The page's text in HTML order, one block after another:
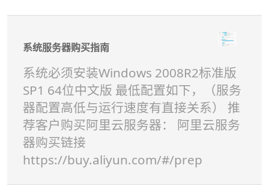
系统服务器购买指南
系统必须安装Windows 2008R2标准版
SP1 64位中文版 最低配置如下，（服务
器配置高低与运行速度有直接关系） 推
荐客户购买阿里云服务器： 阿里云服务
器购买链接
https://buy.aliyun.com/#/prep